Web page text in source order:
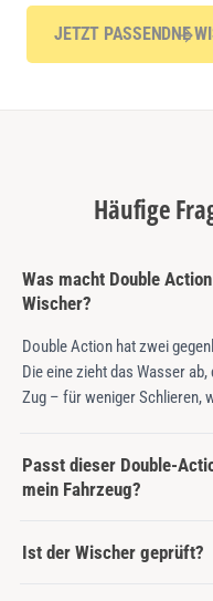
JETZT PASSENDNE
Häufige
Was macht Double
Wischer?
Double Action hat zwei
Die eine zieht das Wasser
Zug – für weniger Schlieren,
Passt dieser Double-
mein Fahrzeug?
Ist der Wischer geprüft?